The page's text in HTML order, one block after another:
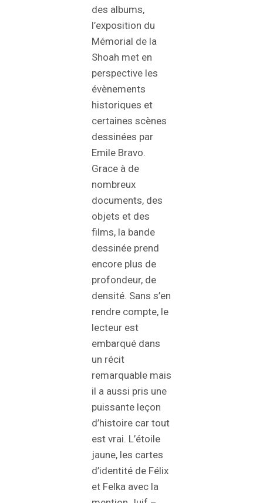
des albums,
l’exposition du
Mémorial de la
Shoah met en
perspective les
évènements
historiques et
certaines scènes
dessinées par
Emile Bravo.
Grace à de
nombreux
documents, des
objets et des
films, la bande
dessinée prend
encore plus de
profondeur, de
densité. Sans s’en
rendre compte, le
lecteur est
embarqué dans
un récit
remarquable mais
il a aussi pris une
puissante leçon
d’histoire car tout
est vrai. L’étoile
jaune, les cartes
d’identité de Félix
et Felka avec la